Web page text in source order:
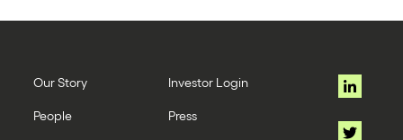
Our Story
People
Investor Login
Press